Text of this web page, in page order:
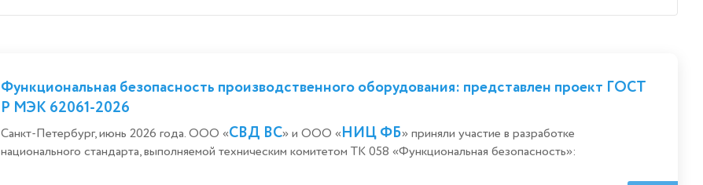
Функциональная безопасность производственного оборудования: представлен проект ГОСТ
Р МЭК 62061-2026
Санкт-Петербург, июнь 2026 года. ООО «СВД ВС» и ООО «НИЦ ФБ» приняли участие в разработке
национального стандарта, выполняемой техническим комитетом ТК 058 «Функциональная безопасность»: